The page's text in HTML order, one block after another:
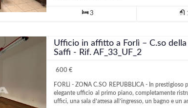
3
Ufficio in affitto a Forlì – C.so
Saffi - Rif. AF_33_UF_2
600 €
FORLì - ZONA C.SO REPUBBLICA - In
elegante ufficio al primo piano, completamente
uffici, una sala d’attesa all’ingresso, un bagno e